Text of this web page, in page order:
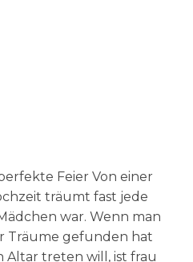
Feier Von einer
träumt fast jede
war. Wenn man
Träume gefunden hat
Altar treten will, ist frau